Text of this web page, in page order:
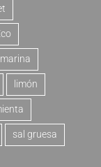
limón
sal gruesa